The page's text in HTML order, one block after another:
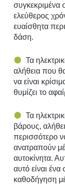
συγκεκριμένα
ελεύθερος
ευαίσθητα
δάση.
Τα
αλήθεια που
να είναι
θυμίζει το
Τα
βάρους,
περισσότερο
ανατραπούν
αυτοκίνητα.
αυτό είναι
καθοδήγηση